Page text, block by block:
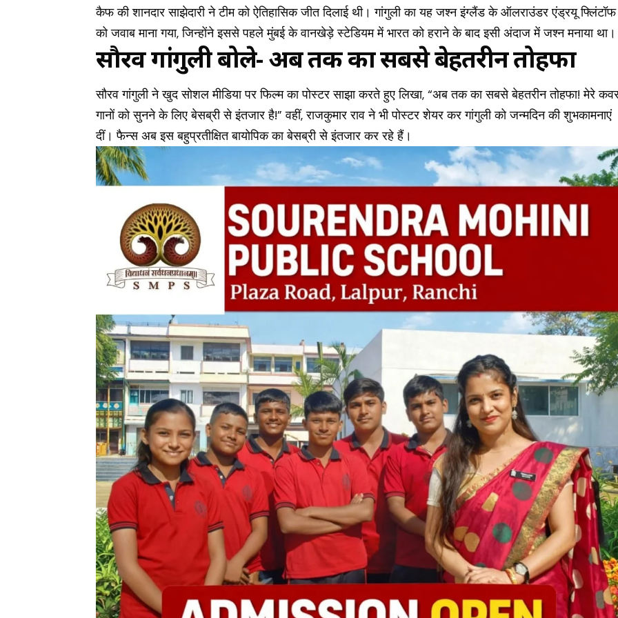
कैफ की शानदार साझेदारी ने टीम को ऐतिहासिक जीत दिलाई थी। गांगुली का यह जश्न इंग्लैंड के ऑलराउंडर एंड्रयू फ्लिंटॉफ
को जवाब माना गया, जिन्होंने इससे पहले मुंबई के वानखेड़े स्टेडियम में भारत को हराने के बाद इसी अंदाज में जश्न मनाया था।
सौरव गांगुली बोले- अब तक का सबसे बेहतरीन तोहफा
सौरव गांगुली ने खुद सोशल मीडिया पर फिल्म का पोस्टर साझा करते हुए लिखा, “अब तक का सबसे बेहतरीन तोहफा! मेरे
गानों को सुनने के लिए बेसब्री से इंतजार है!” वहीं, राजकुमार राव ने भी पोस्टर शेयर कर गांगुली को जन्मदिन की शुभकामनाएं
दीं। फैन्स अब इस बहुप्रतीक्षित बायोपिक का बेसब्री से इंतजार कर रहे हैं।